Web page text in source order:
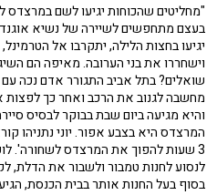
"מחליטים שהכוחות יגיעו לשם במרצדס
בעצם מתחפשים לשיירה של נשיא
יגיעו בחצות הלילה, יתקרבו אל
וישחררו את בני הערובה. מאיפה הם
שואלים? בתל אביב התגורר אדם נכה עם
מחשבה לגנוב את הרכב ואחר כך
והיא מגיעה ביום שבת בבוקר לבסיס
המרצדס היא בצבע אפור. יוני נתניהו
3 שעות להפוך את המרצדס לשחורה'.
לנסוע לחנות טמבור ולשבור את הדלת,
בסוף בעל החנות אותר בבית הכנסת,